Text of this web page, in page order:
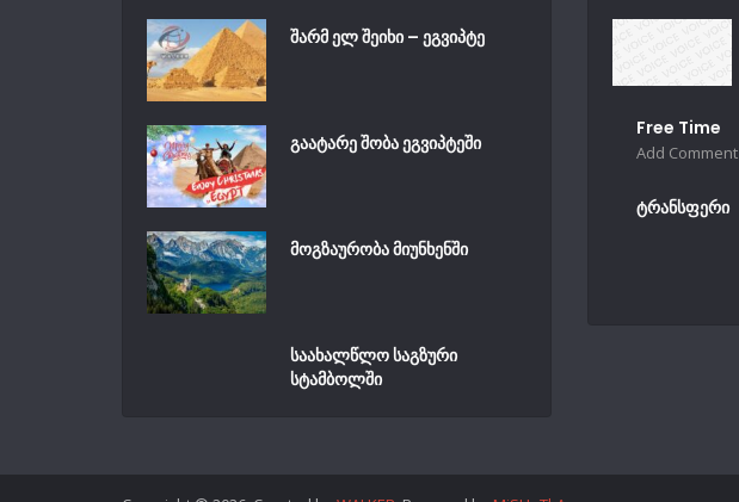
შარმ ელ შეიხი – ეგვიპტე
გაატარე შობა ეგვიპტეში
მოგზაურობა მიუნხენში
საახალწლო საგზური
სტამბოლში
Free Time
Add Comment
ტრანსფერი